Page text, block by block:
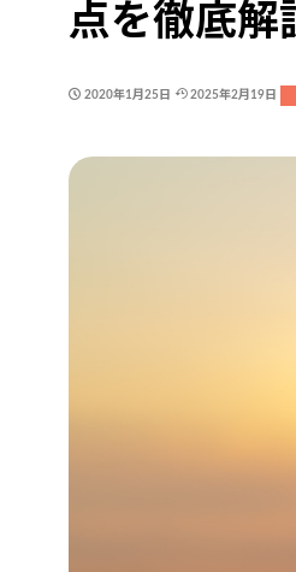
点を徹底解
2020年1月25日 2025年2月19日